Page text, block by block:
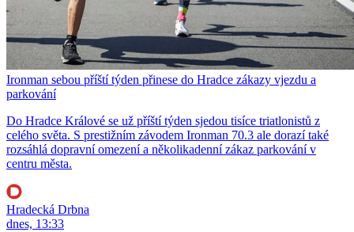
Ironman sebou příští týden přinese do Hradce zákazy vjezdu a
parkování
Do Hradce Králové se už příští týden sjedou tisíce triatlonistů z
celého světa. S prestižním závodem Ironman 70.3 ale dorazí také
rozsáhlá dopravní omezení a několikadenní zákaz parkování v
centru města.
Hradecká Drbna
dnes, 13:33